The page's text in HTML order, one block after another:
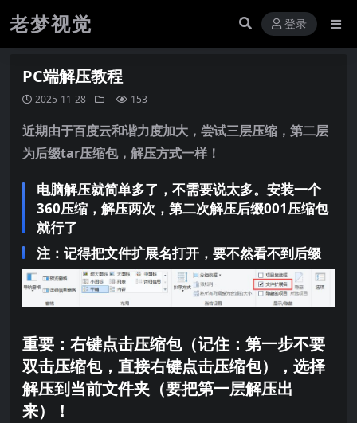
老梦视觉 登录
PC端解压教程
2025-11-28 153
近期由于百度云和谐力度加大，尝试三层压缩，第二层
为后缀tar压缩包，解压方式一样！
电脑解压就简单多了，不需要说太多。安装一个
360压缩，解压两次，第二次解压后缀001压缩包
就行了
注：记得把文件扩展名打开，要不然看不到后缀
重要：右键点击压缩包（记住：第一步不要
双击压缩包，直接右键点击压缩包），选择
解压到当前文件夹（要把第一层解压出
来）！